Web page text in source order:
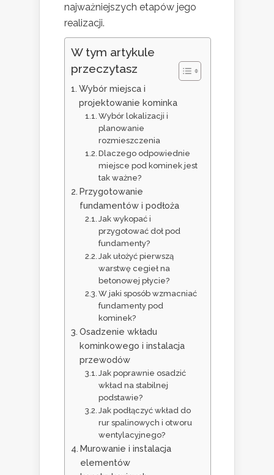
najważniejszych etapów jego
realizacji.
W tym artykule
przeczytasz
Wybór miejsca i
projektowanie kominka
Wybór lokalizacji i
planowanie
rozmieszczenia
Dlaczego odpowiednie
miejsce pod kominek jest
tak ważne?
Przygotowanie
fundamentów i podłoża
Jak wykopać i
przygotować doł pod
fundamenty?
Jak ułożyć pierwszą
warstwę cegieł na
betonowej płycie?
W jaki sposób wzmacniać
fundamenty pod
kominek?
Osadzenie wkładu
kominkowego i instalacja
przewodów
Jak poprawnie osadzić
wkład na stabilnej
podstawie?
Jak podłączyć wkład do
rur spalinowych i otworu
wentylacyjnego?
Murowanie i instalacja
elementów